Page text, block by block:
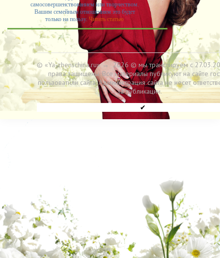
самосовершенствованием или творчеством.
Вашим семейным отношениям это будет
только на пользу. Читать статью
© «Ya-zhenschina.ru»→ 2026 © мы транслируем с
права защищены. Все материалы публикуют на сайте
пользоватили сайта. Администрация сайта не несет
за публикации.
✔